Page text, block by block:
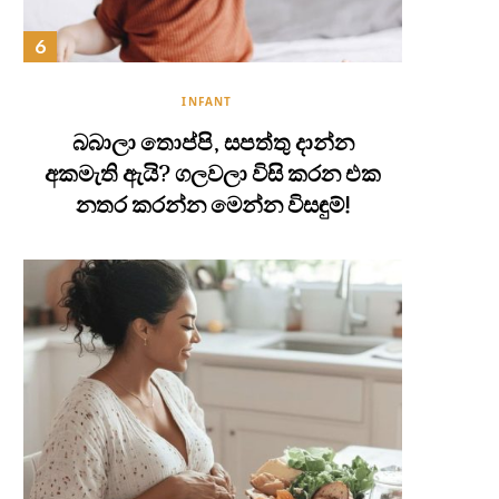
INFANT
බබාලා තොප්පි, සපත්තු දාන්න
අකමැති ඇයි? ගලවලා විසි කරන එක
නතර කරන්න මෙන්න විසඳුම්!